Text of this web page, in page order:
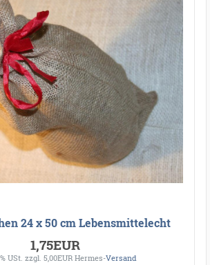
24 x 50 cm Lebensmittelecht
1,75EUR
USt. zzgl. 5,00EUR Hermes-Versand